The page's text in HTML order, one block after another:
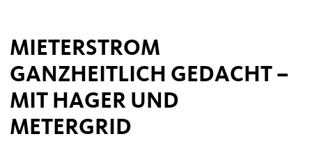
MIETERSTROM
GANZHEITLICH GEDACHT –
MIT HAGER UND
METERGRID